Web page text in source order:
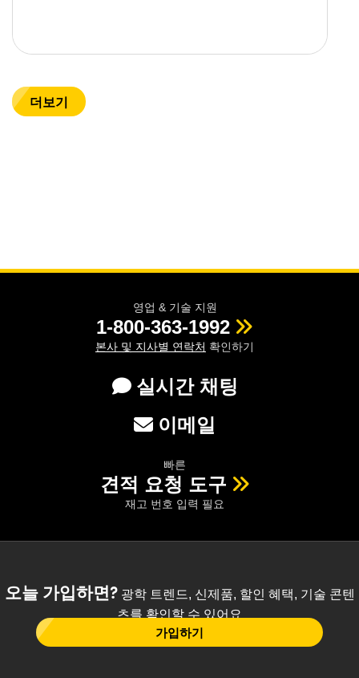
더보기
영업 & 기술 지원
1-800-363-1992
본사 및 지사별 연락처 확인하기
실시간 채팅
이메일
빠른
견적 요청 도구
재고 번호 입력 필요
오늘 가입하면?광학 트렌드, 신제품, 할인 혜택, 기술 콘텐
츠를 확인할 수 있어요
가입하기